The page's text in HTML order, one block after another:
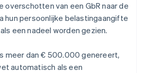
overschotten van een GbR naar de
hun persoonlijke belastingaangifte
een nadeel worden gezien.
meer dan € 500.000 genereert,
automatisch als een